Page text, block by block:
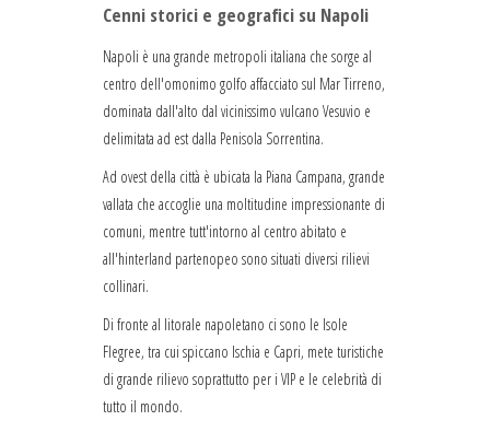
Cenni storici e geografici su Napoli
Napoli è una grande metropoli italiana che sorge al
centro dell'omonimo golfo affacciato sul Mar Tirreno,
dominata dall'alto dal vicinissimo vulcano Vesuvio e
delimitata ad est dalla Penisola Sorrentina.
Ad ovest della città è ubicata la Piana Campana, grande
vallata che accoglie una moltitudine impressionante di
comuni, mentre tutt'intorno al centro abitato e
all'hinterland partenopeo sono situati diversi rilievi
collinari.
Di fronte al litorale napoletano ci sono le Isole
Flegree, tra cui spiccano Ischia e Capri, mete turistiche
di grande rilievo soprattutto per i VIP e le celebrità di
tutto il mondo.